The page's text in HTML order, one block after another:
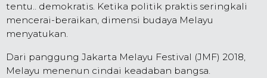
tentu.. demokratis. Ketika politik praktis seringkali
mencerai-beraikan, dimensi budaya Melayu
menyatukan.
Dari panggung Jakarta Melayu Festival (JMF) 2018,
Melayu menenun cindai keadaban bangsa.